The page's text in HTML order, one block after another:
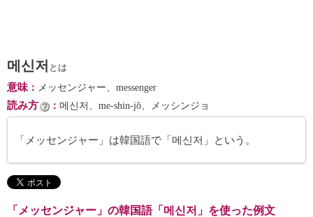
메신저 とは
意味： メッセンジャー、messenger
読み方 ： 메신저、me-shin-jŏ、メッシンジョ
「メッセンジャー」は韓国語で「메신저」という。
「メッセンジャー」の韓国語「메신저」を使った例文